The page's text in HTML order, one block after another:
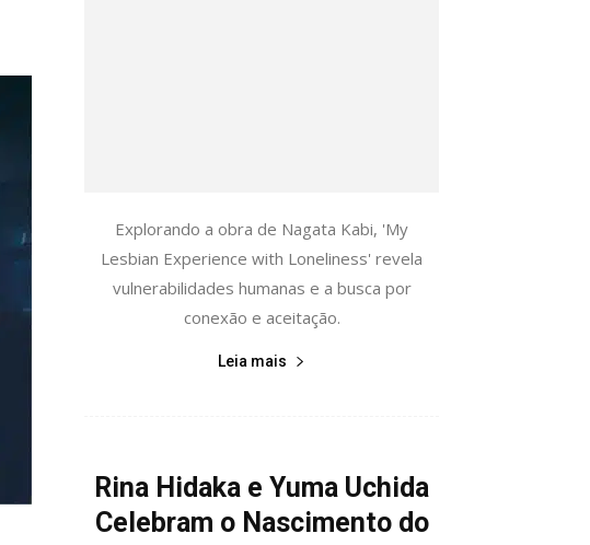
Explorando a obra de Nagata Kabi, 'My
Lesbian Experience with Loneliness' revela
vulnerabilidades humanas e a busca por
conexão e aceitação.
Leia mais
Rina Hidaka e Yuma Uchida
Celebram o Nascimento do